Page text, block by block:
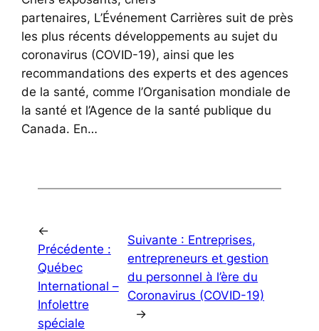
partenaires, L’Événement Carrières suit de près
les plus récents développements au sujet du
coronavirus (COVID-19), ainsi que les
recommandations des experts et des agences
de la santé, comme l’Organisation mondiale de
la santé et l’Agence de la santé publique du
Canada. En…
←
Précédente :
Québec
International –
Infolettre
spéciale
Suivante : Entreprises,
entrepreneurs et gestion
du personnel à l’ère du
Coronavirus (COVID-19)
→